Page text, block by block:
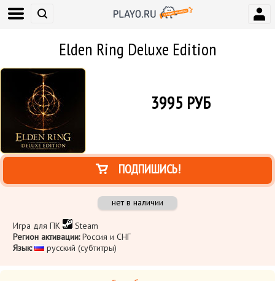
Elden Ring Deluxe Edition
3995РУБ
ПОДПИШИСЬ!
нет в наличии
Игра для ПК
Steam
Регион активации:Россия и СНГ
Язык:
русский (субтитры)